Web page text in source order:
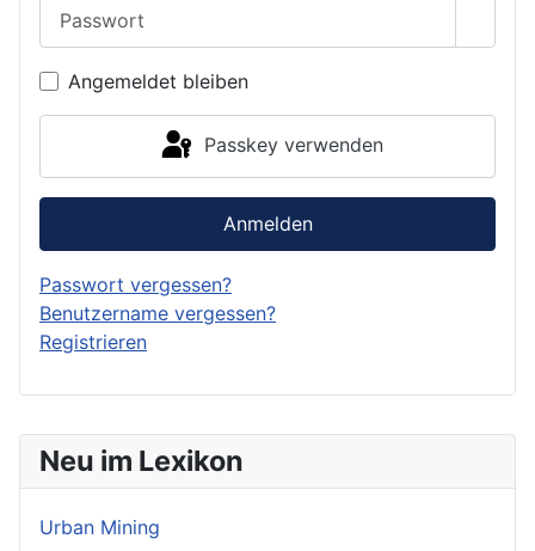
Neu im Lexikon
Urban Mining
Angemeldet bleiben
Passkey verwenden
Anmelden
Passwort vergessen?
Benutzername vergessen?
Registrieren